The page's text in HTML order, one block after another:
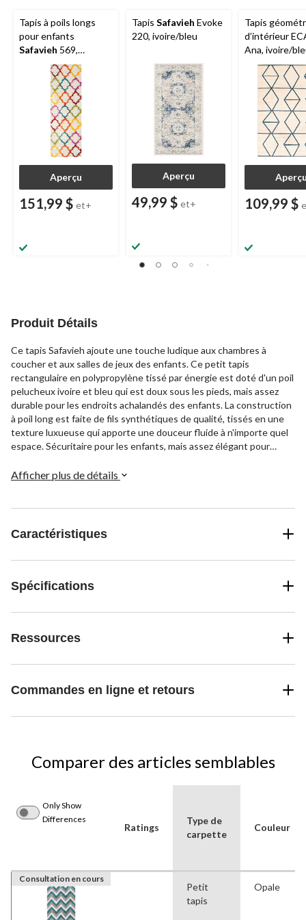
Tapis à poils longs
pour enfants
Safavieh 569,
ivoire/multicolore
Aperçu
151,99 $ et+
Tapis Safavieh Evoke
220, ivoire/bleu
Aperçu
49,99 $ et+
Tapis
d’intérieur
Ana, ivoire/
tailles variées
109,99 $
Produit Détails
Ce tapis Safavieh ajoute une touche ludique aux chambres à
coucher et aux salles de jeux des enfants. Ce petit tapis
rectangulaire en polypropylène tissé par énergie est doté d'un poil
pelucheux ivoire et bleu qui est doux sous les pieds, mais assez
durable pour les endroits achalandés des enfants. La construction
à poil long est faite de fils synthétiques de qualité, tissés en une
texture luxueuse qui apporte une douceur fluide à n'importe quel
espace. Sécuritaire pour les enfants, mais assez élégant pour
domaine des enfants.
Afficher plus de détails
Caractéristiques
Spécifications
Ressources
Commandes en ligne et retours
Comparer des articles semblables
Only Show
Differences
Ratings
Type de
carpette
Couleur
Consultation en cours
Petit
tapis
Opale